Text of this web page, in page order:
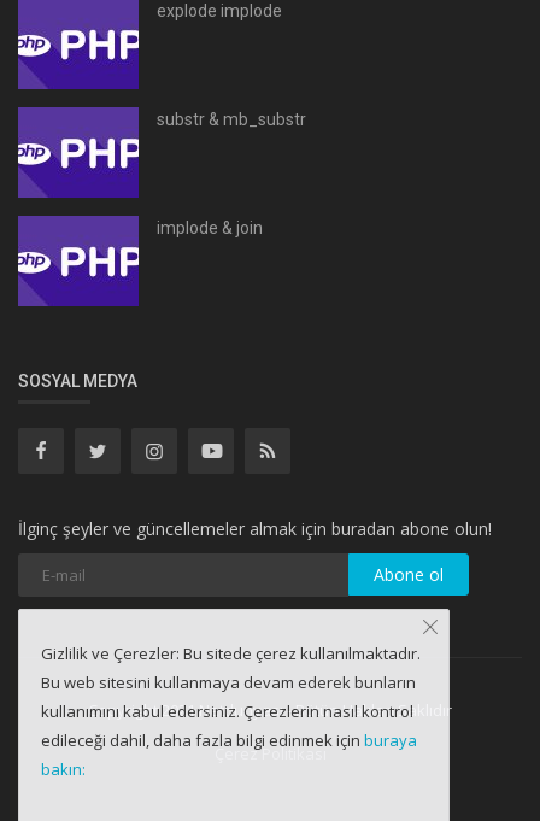
explode implode
substr & mb_substr
implode & join
SOSYAL MEDYA
İlginç şeyler ve güncellemeler almak için buradan abone olun!
Abone ol
Copyright 2021 Netdunyası - Bütün Hakları Saklıdır
Çerez Politikası
Gizlilik ve Çerezler: Bu sitede çerez kullanılmaktadır.
Bu web sitesini kullanmaya devam ederek bunların
kullanımını kabul edersiniz. Çerezlerin nasıl kontrol
edileceği dahil, daha fazla bilgi edinmek için buraya
bakın: